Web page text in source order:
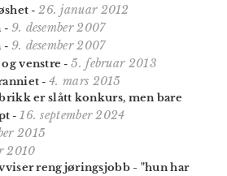
-26. januar 2012
- 9. desember 2007
- 9. desember 2007
venstre -5. februar 2013
-4. mars 2015
er slått konkurs, men bare
-16. september 2024
2015
2010
rengjøringsjobb - "hun har